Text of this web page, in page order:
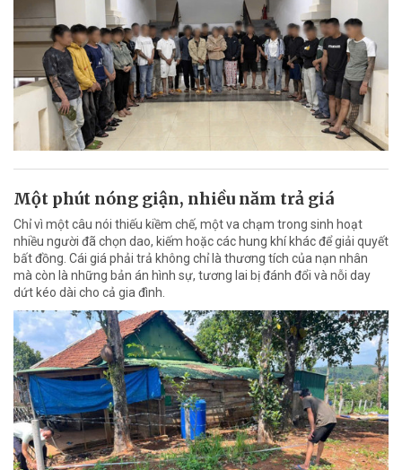
Một phút nóng giận, nhiều năm trả giá
Chỉ vì một câu nói thiếu kiềm chế, một va chạm trong sinh hoạt
nhiều người đã chọn dao, kiếm hoặc các hung khí khác để giải quyết
bất đồng. Cái giá phải trả không chỉ là thương tích của nạn nhân
mà còn là những bản án hình sự, tương lai bị đánh đổi và nỗi day
dứt kéo dài cho cả gia đình.